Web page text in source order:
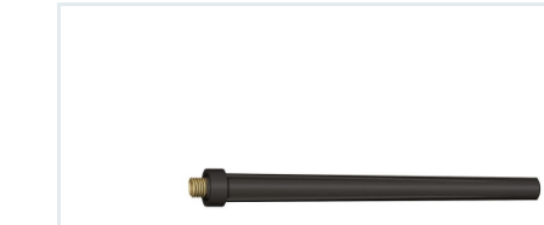
Ga
afbeeldingen-